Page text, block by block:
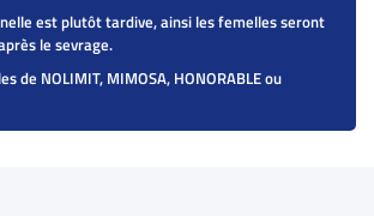
est plutôt tardive, ainsi les femelles seront
le sevrage.
de NOLIMIT, MIMOSA, HONORABLE ou